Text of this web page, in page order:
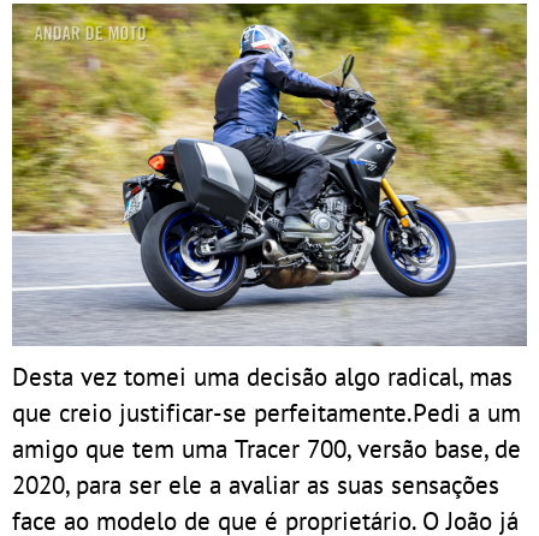
Desta vez tomei uma decisão algo radical, mas
que creio justificar-se perfeitamente.Pedi a um
amigo que tem uma Tracer 700, versão base, de
2020, para ser ele a avaliar as suas sensações
face ao modelo de que é proprietário. O João já